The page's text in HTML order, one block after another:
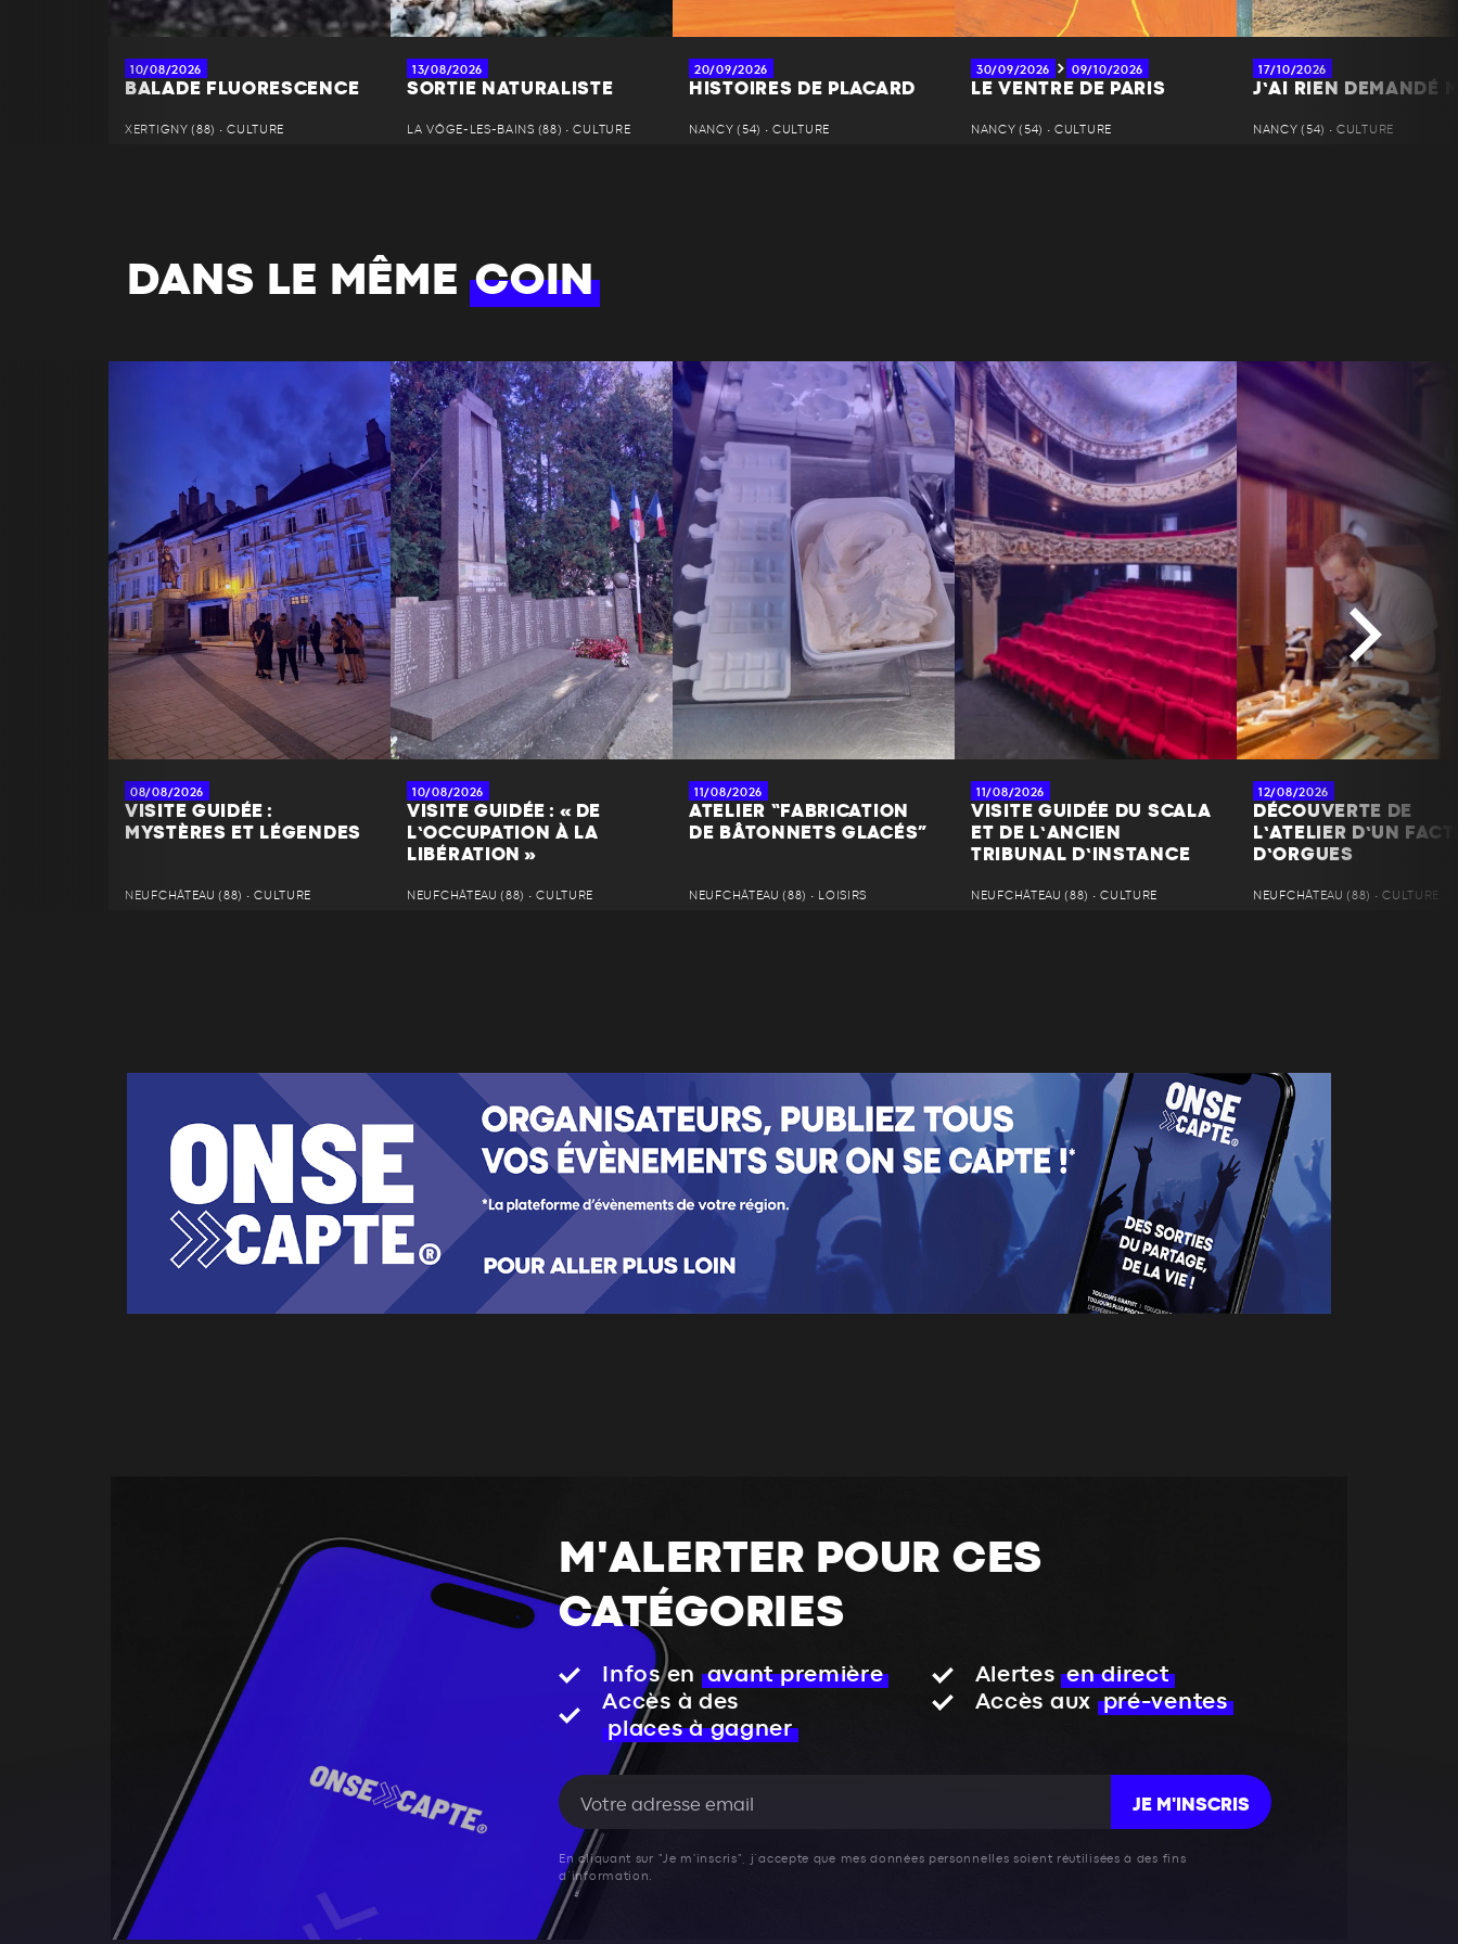
10/08/2026
BALADE FLUORESCENCE
XERTIGNY (88) • CULTURE
13/08/2026
SORTIE NATURALISTE
LA VÔGE-LES-BAINS (88) • CULTURE
20/09/2026
HISTOIRES DE PLACARD
NANCY (54) • CULTURE
30/09/2026 09/10/2026
LE VENTRE DE PARIS
NANCY (54) • CULTURE
17/10/2026
J’AI RIEN DEMANDÉ
NANCY (54) • CULTURE
DANS LE MÊMECOIN
08/08/2026
VISITE GUIDÉE :
MYSTÈRES ET LÉGENDES
NEUFCHÂTEAU (88) • CULTURE
10/08/2026
VISITE GUIDÉE : « DE
L’OCCUPATION À LA
LIBÉRATION »
NEUFCHÂTEAU (88) • CULTURE
11/08/2026
ATELIER “FABRICATION
DE BÂTONNETS GLACÉS”
NEUFCHÂTEAU (88) • LOISIRS
11/08/2026
VISITE GUIDÉE DU SCALA
ET DE L’ANCIEN
TRIBUNAL D’INSTANCE
NEUFCHÂTEAU (88) • CULTURE
12/08/2026
DÉCOUVERTE DE
L’ATELIER D’UN
D’ORGUES
NEUFCHÂTEAU (88) • CULTURE
M'ALERTER POUR CES
CATÉGORIES
Infos en avant première Alertes en direct
Accès à des
places à gagner
Accès aux pré-ventes
JE M'INSCRIS
En cliquant sur "Je m'inscris", j’accepte que mes données personnelles soient réutilisées à des fins
d’information.